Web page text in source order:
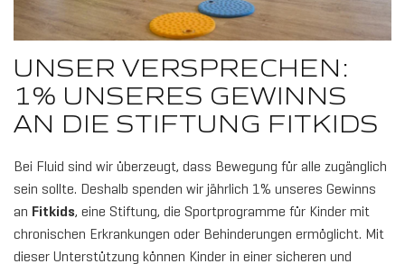
UNSER VERSPRECHEN:
1% UNSERES GEWINNS
AN DIE STIFTUNG FITKIDS
Bei Fluid sind wir überzeugt, dass Bewegung für alle zugänglich
sein sollte. Deshalb spenden wir jährlich 1% unseres Gewinns
an Fitkids, eine Stiftung, die Sportprogramme für Kinder mit
chronischen Erkrankungen oder Behinderungen ermöglicht. Mit
dieser Unterstützung können Kinder in einer sicheren und